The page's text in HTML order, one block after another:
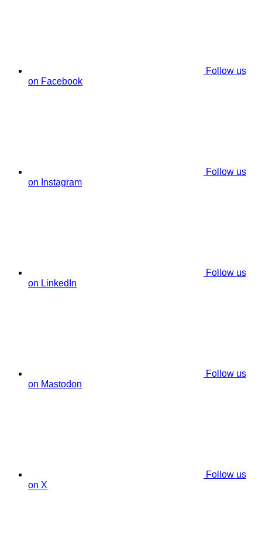
Follow us
on Facebook
Follow us
on Instagram
Follow us
on LinkedIn
Follow us
on Mastodon
Follow us
on X